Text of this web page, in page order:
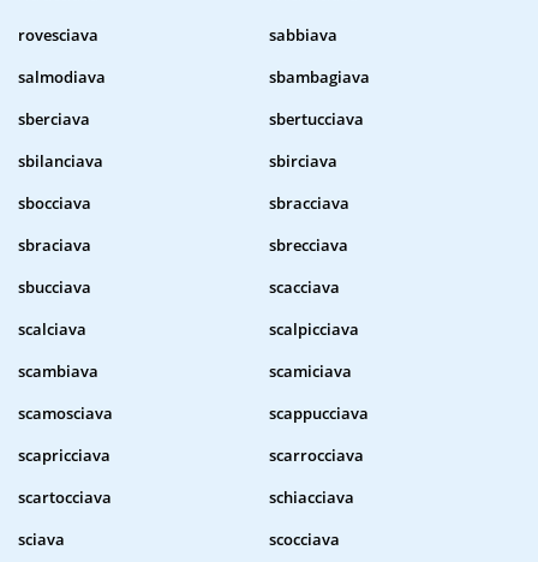
rovesciava
sabbiava
salmodiava
sbambagiava
sberciava
sbertucciava
sbilanciava
sbirciava
sbocciava
sbracciava
sbraciava
sbrecciava
sbucciava
scacciava
scalciava
scalpicciava
scambiava
scamiciava
scamosciava
scappucciava
scapricciava
scarrocciava
scartocciava
schiacciava
sciava
scocciava